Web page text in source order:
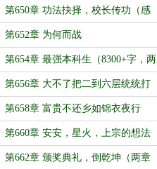
第650章 功法抉择，校长传功（感
谢‘L96A1’打赏盟主）
第652章 为何而战
第654章 最强本科生（8300+字，两
章合一，差600+三章）
第656章 大不了把二到六层统统打
破产
第658章 富贵不还乡如锦衣夜行
第660章 安安，星火，上宗的想法
第662章 颁奖典礼，倒乾坤（两章